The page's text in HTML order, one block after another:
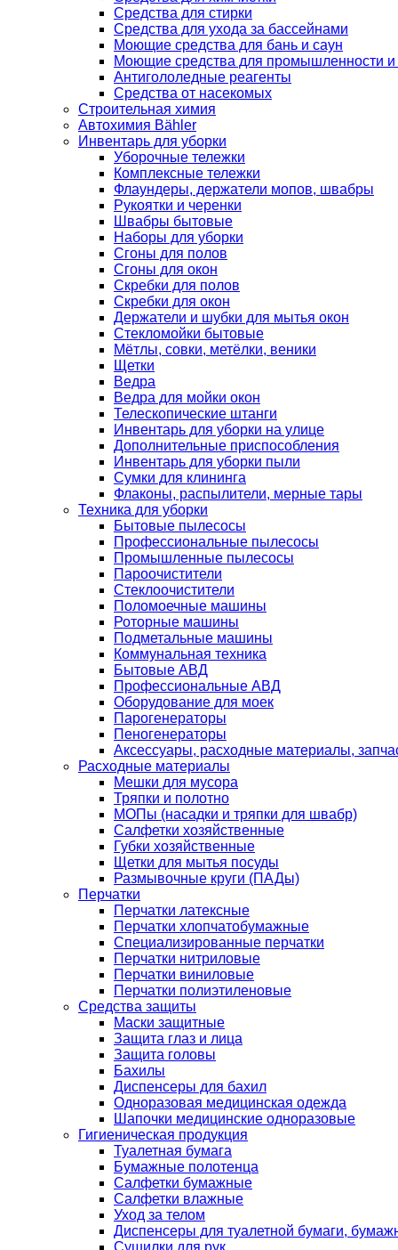
Средства для стирки
Средства для ухода за бассейнами
Моющие средства для бань и саун
Моющие средства для промышленности и
Антигололедные реагенты
Средства от насекомых
Строительная химия
Автохимия Bähler
Инвентарь для уборки
Уборочные тележки
Комплексные тележки
Флаундеры, держатели мопов, швабры
Рукоятки и черенки
Швабры бытовые
Наборы для уборки
Сгоны для полов
Сгоны для окон
Скребки для полов
Скребки для окон
Держатели и шубки для мытья окон
Стекломойки бытовые
Мётлы, совки, метёлки, веники
Щетки
Ведра
Ведра для мойки окон
Телескопические штанги
Инвентарь для уборки на улице
Дополнительные приспособления
Инвентарь для уборки пыли
Сумки для клининга
Флаконы, распылители, мерные тары
Техника для уборки
Бытовые пылесосы
Профессиональные пылесосы
Промышленные пылесосы
Пароочистители
Стеклоочистители
Поломоечные машины
Роторные машины
Подметальные машины
Коммунальная техника
Бытовые АВД
Профессиональные АВД
Оборудование для моек
Парогенераторы
Пеногенераторы
Аксессуары, расходные материалы,
Расходные материалы
Мешки для мусора
Тряпки и полотно
МОПы (насадки и тряпки для швабр)
Салфетки хозяйственные
Губки хозяйственные
Щетки для мытья посуды
Размывочные круги (ПАДы)
Перчатки
Перчатки латексные
Перчатки хлопчатобумажные
Специализированные перчатки
Перчатки нитриловые
Перчатки виниловые
Перчатки полиэтиленовые
Средства защиты
Маски защитные
Защита глаз и лица
Защита головы
Бахилы
Диспенсеры для бахил
Одноразовая медицинская одежда
Шапочки медицинские одноразовые
Гигиеническая продукция
Туалетная бумага
Бумажные полотенца
Салфетки бумажные
Салфетки влажные
Уход за телом
Диспенсеры для туалетной бумаги,
Сушилки для рук